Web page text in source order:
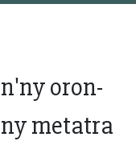
oron-
metatra